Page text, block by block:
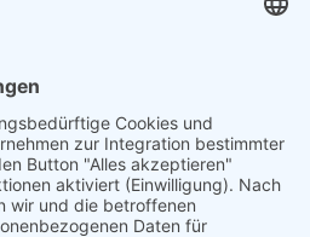
Leistungen
Schulung
Technologie
Rechtliches
Impressum